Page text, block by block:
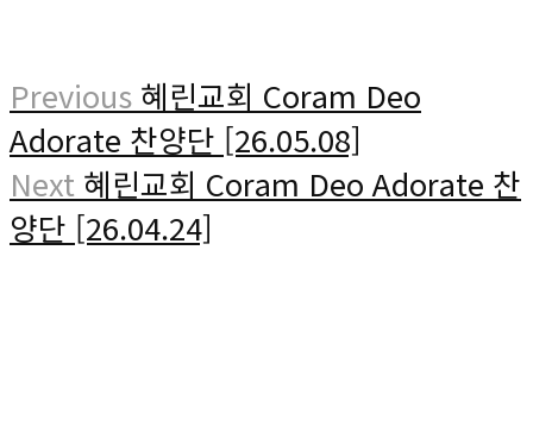
Previous 혜린교회 Coram Deo
Adorate 찬양단 [26.05.08]
Next 혜린교회 Coram Deo Adorate 찬
양단 [26.04.24]